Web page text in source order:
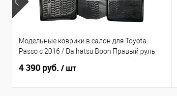
Модельные коврики в салон для Toyota
Passo с 2016 / Daihatsu Boon Правый руль
4 390 руб. / шт